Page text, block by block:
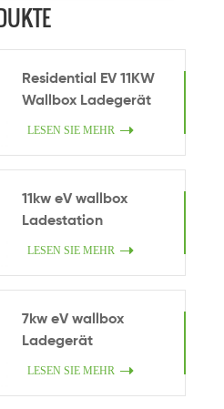
Residential EV 11KW
Wallbox Ladegerät
LESEN SIE MEHR
11kw eV wallbox
Ladestation
LESEN SIE MEHR
7kw eV wallbox
Ladegerät
LESEN SIE MEHR